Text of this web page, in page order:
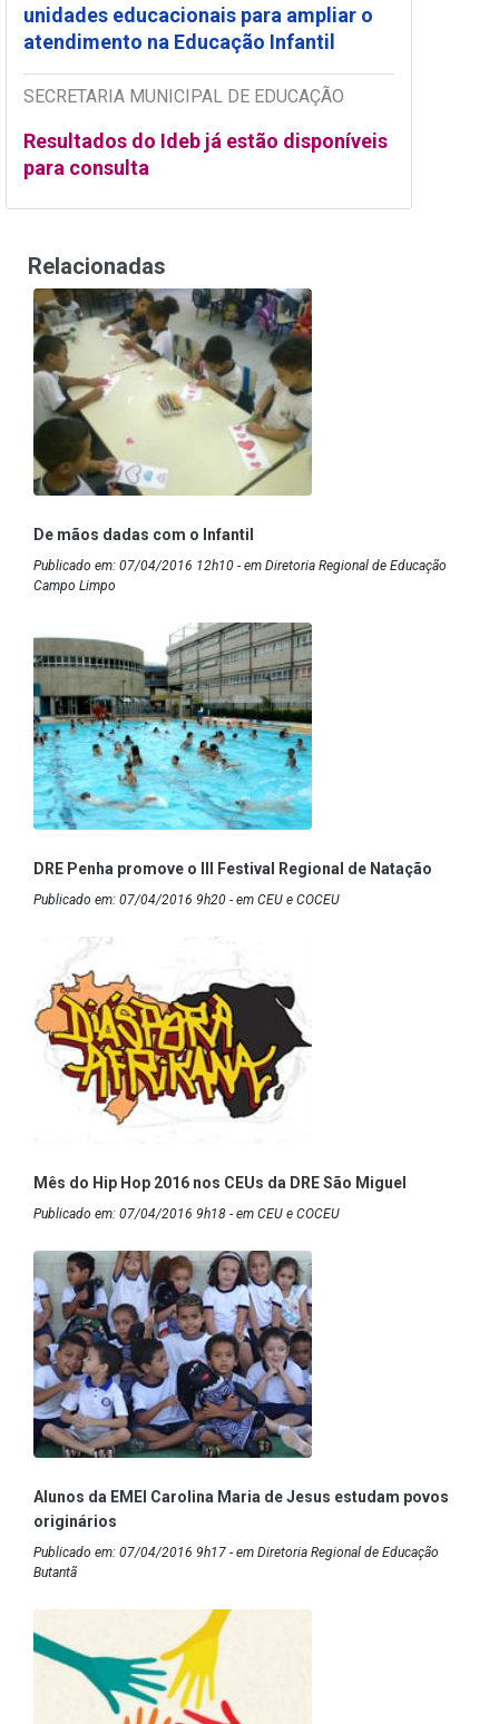
unidades educacionais para ampliar o
atendimento na Educação Infantil
SECRETARIA MUNICIPAL DE EDUCAÇÃO
Resultados do Ideb já estão disponíveis
para consulta
Relacionadas
De mãos dadas com o Infantil
Publicado em: 07/04/2016 12h10 - em Diretoria Regional de Educação
Campo Limpo
DRE Penha promove o III Festival Regional de Natação
Publicado em: 07/04/2016 9h20 - em CEU e COCEU
Mês do Hip Hop 2016 nos CEUs da DRE São Miguel
Publicado em: 07/04/2016 9h18 - em CEU e COCEU
Alunos da EMEI Carolina Maria de Jesus estudam povos
originários
Publicado em: 07/04/2016 9h17 - em Diretoria Regional de Educação
Butantã